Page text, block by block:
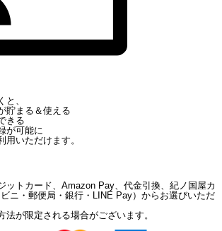
と、
貯まる＆使える
きる
が可能に
用いただけます。
ットカード、Amazon Pay、代金引換、紀ノ国屋カ
ニ・郵便局・銀行・LINE Pay）からお選びいただ
が限定される場合がございます。